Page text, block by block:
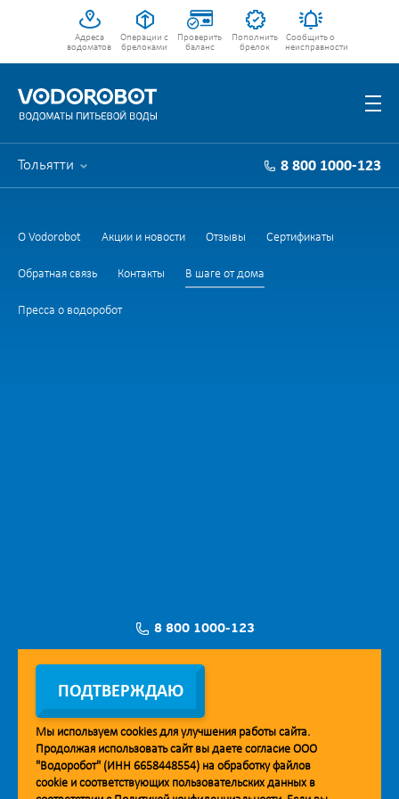
Адреса
водоматов
Операции с
брелоками
Проверить
баланс
Пополнить
брелок
Сообщить о
неисправности
Тольятти 8 800 1000-123
О Vodorobot Акции и новости Отзывы Сертификаты
Обратная связь Контакты В шаге от дома
Пресса о водоробот
8 800 1000-123
Заявка на установку
Мобильное приложение Vodorobot
ПОДТВЕРЖДАЮ
Мы используем cookiesдля улучшения работы сайта.
Продолжая использовать сайт вы даете согласие ООО
"Водоробот" (ИНН 6658448554) на обработку файлов
cookie и соответствующих пользовательских данных в